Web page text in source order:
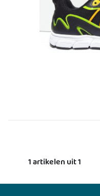
1 artikelen uit 1